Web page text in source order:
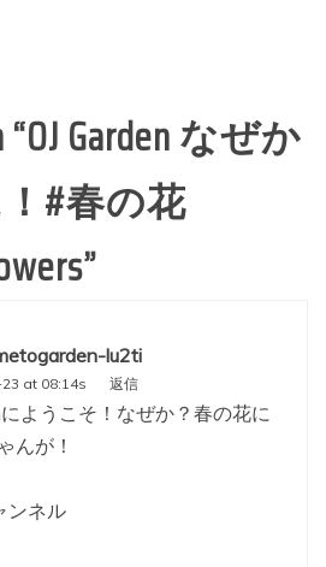
OJ Garden なぜか
#春の花
”
lu2ti
at 08:14s 返信
ようこそ！なぜか？春の花に
んが！
ンネル